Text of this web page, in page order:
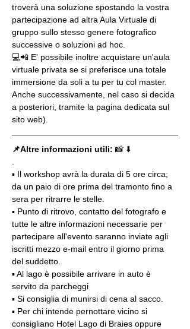
troverà una soluzione spostando la vostra
partecipazione ad altra Aula Virtuale di
gruppo sullo stesso genere fotografico
successive o soluzioni ad hoc.
💻📲 E' possibile inoltre acquistare un'aula
virtuale privata se si preferisce una totale
immersione da soli a tu per tu col master.
Anche successivamente, nel caso si decida
a posteriori, tramite la pagina dedicata sul
sito web).
📌Altre informazioni utili: 📸 ⬇️
▪️ Il workshop avrà la durata di 5 ore circa;
da un paio di ore prima del tramonto fino a
sera per ritrarre le stelle.
▪️ Punto di ritrovo, contatto del fotografo e
tutte le altre informazioni necessarie per
partecipare all'evento saranno inviate agli
iscritti mezzo e-mail entro il giorno prima
del suddetto.
▪️ Al lago è possibile arrivare in auto è
servito da parcheggi
▪️ Si consiglia di munirsi di cena al sacco.
▪️ Per chi intende pernottare vicino si
consigliano Hotel Lago di Braies oppure